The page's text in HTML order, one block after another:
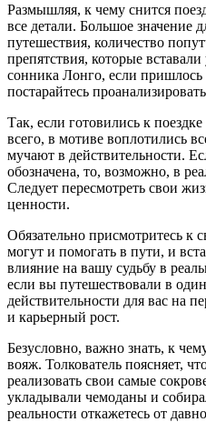
Размышляя, к чему снится
все детали. Большое значение
путешествия, количество
препятствия, которые
сонника Лонго, если пришлось
постарайтесь
Так, если готовились к
всего, в мотиве воплотились
мучают в действительности.
обозначена, то, возможно, в
Следует пересмотреть свои
ценности.
Обязательно присмотритесь к
могут и помогать в пути, и
влияние на вашу судьбу в
если вы путешествовали в
действительности для вас на
и карьерный рост.
Безусловно, важно знать, к
вояж. Толкователь поясняет,
реализовать свои самые
укладывали чемоданы и
реальности откажетесь от